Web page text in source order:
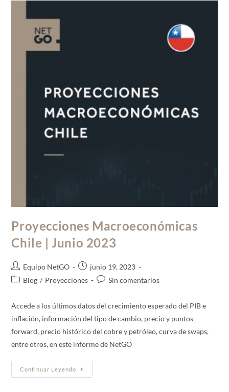
Proyecciones Macroeconómicas
Chile | Junio 2023
Equipo NetGO
junio 19, 2023
Blog / Proyecciones Sin comentarios
Accede a los últimos datos del crecimiento esperado del PIB e
inflación, información del tipo de cambio, precio y puntos
forward, precio histórico del cobre y petróleo, curva de swaps,
entre otros, en este informe de NetGO
Continuar Leyendo